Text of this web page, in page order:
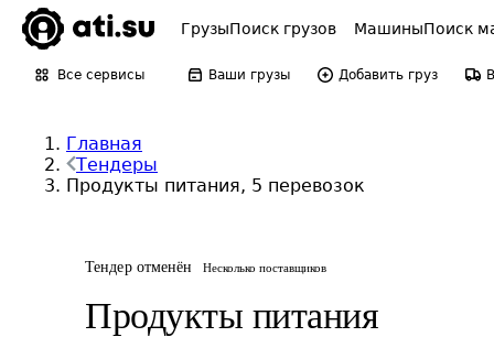
ГрузыПоиск грузов МашиныПоиск
Все сервисы Ваши грузы Добавить груз
Главная
Тендеры
Продукты питания, 5 перевозок
Тендер отменён Несколько поставщиков
Продукты питания